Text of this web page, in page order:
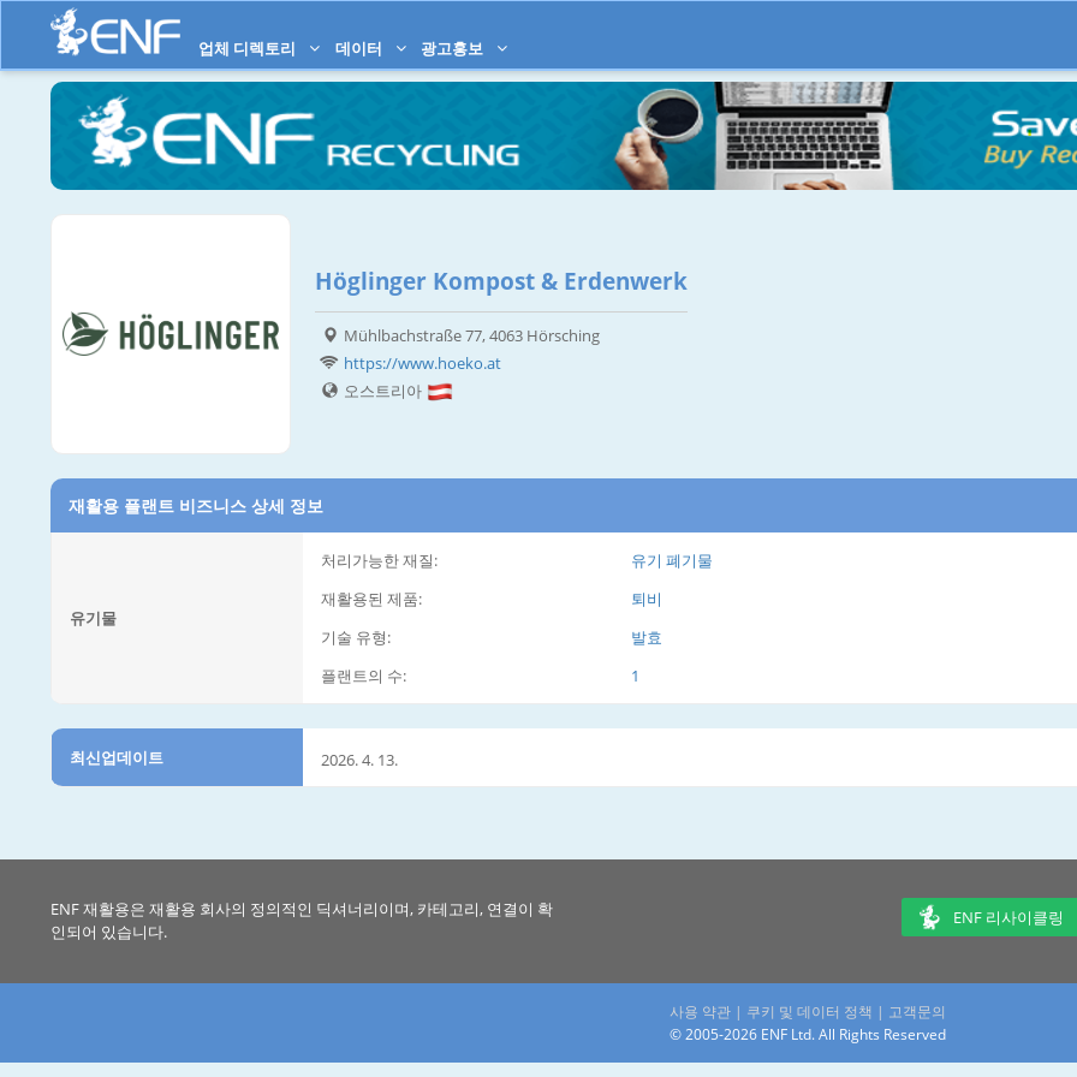
업체 디렉토리 데이터 광고홍보
Höglinger Kompost & Erdenwerk
Mühlbachstraße 77, 4063 Hörsching
https://www.hoeko.at
오스트리아
재활용 플랜트 비즈니스 상세 정보
유기물
처리가능한 재질:
유기 폐기물
재활용된 제품:
퇴비
기술 유형:
발효
플랜트의 수:
1
최신업데이트 2026. 4. 13.
ENF 재활용은 재활용 회사의 정의적인 딕셔너리이며, 카테고리, 연결이 확
인되어 있습니다.
ENF 리사이클링
사용 약관 | 쿠키 및 데이터 정책 | 고객문의
© 2005-2026 ENF Ltd. All Rights Reserved